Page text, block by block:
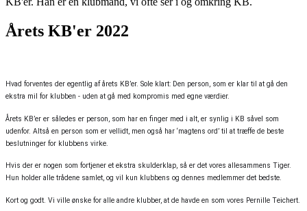
Årets KB'er 2022
Hvad forventes der egentlig af årets KB’er. Sole klart: Den person, som er klar til at gå den
ekstra mil for klubben - uden at gå med kompromis med egne værdier.
Årets KB’er er således er person, som har en finger med i alt, er synlig i KB såvel som
udenfor. Altså en person som er vellidt, men også har ‘magtens ord’ til at træffe de beste
beslutninger for klubbens virke.
Hvis der er nogen som fortjener et ekstra skulderklap, så er det vores allesammens Tiger.
Hun holder alle trådene samlet, og vil kun klubbens og dennes medlemmer det bedste.
Kort og godt. Vi ville ønske for alle andre klubber, at de havde en som vores Pernille Teichert.